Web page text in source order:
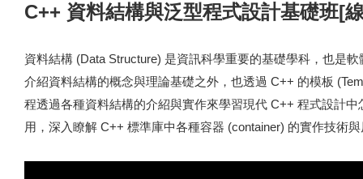
C++ 資料結構與泛型程式設計基礎班[
資料結構 (Data Structure) 是資訊科學重要的基礎學科，也是
介紹資料結構的概念與理論基礎之外，也透過 C++ 的模板
程透過各種資料結構的介紹與實作來學習現代 C++ 程式設計
用，深入瞭解 C++ 標準庫中各種容器 (container) 的實作技術